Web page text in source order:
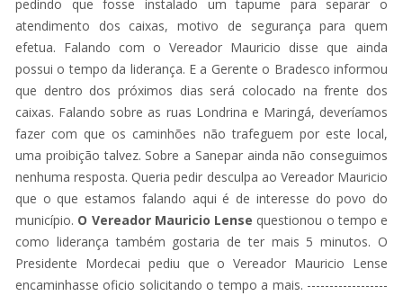
pedindo que fosse instalado um tapume para separar o
atendimento dos caixas, motivo de segurança para quem
efetua. Falando com o Vereador Mauricio disse que ainda
possui o tempo da liderança. E a Gerente o Bradesco informou
que dentro dos próximos dias será colocado na frente dos
caixas. Falando sobre as ruas Londrina e Maringá, deveríamos
fazer com que os caminhões não trafeguem por este local,
uma proibição talvez. Sobre a Sanepar ainda não conseguimos
nenhuma resposta. Queria pedir desculpa ao Vereador Mauricio
que o que estamos falando aqui é de interesse do povo do
município. O Vereador Mauricio Lense questionou o tempo e
como liderança também gostaria de ter mais 5 minutos. O
Presidente Mordecai pediu que o Vereador Mauricio Lense
encaminhasse oficio solicitando o tempo a mais. ------------------